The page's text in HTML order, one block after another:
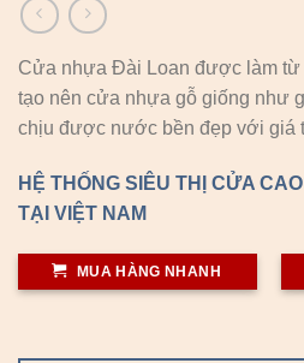
Cửa nhựa Đài Loan được làm từ
tạo nên cửa nhựa gỗ giống như
chịu được nước bền đẹp với giá
HỆ THỐNG SIÊU THỊ CỬA
TẠI VIỆT NAM
MUA HÀNG NHANH